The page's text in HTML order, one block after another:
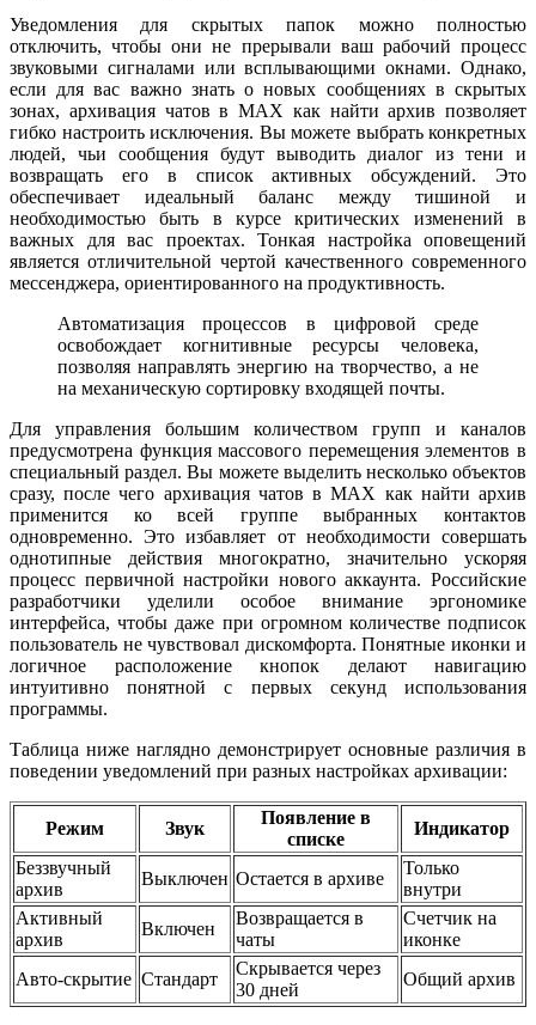
Уведомления для скрытых папок можно полностью
отключить, чтобы они не прерывали ваш рабочий процесс
звуковыми сигналами или всплывающими окнами. Однако,
если для вас важно знать о новых сообщениях в скрытых
зонах, архивация чатов в MAX как найти архив позволяет
гибко настроить исключения. Вы можете выбрать конкретных
людей, чьи сообщения будут выводить диалог из тени и
возвращать его в список активных обсуждений. Это
обеспечивает идеальный баланс между тишиной и
необходимостью быть в курсе критических изменений в
важных для вас проектах. Тонкая настройка оповещений
является отличительной чертой качественного современного
мессенджера, ориентированного на продуктивность.
Автоматизация процессов в цифровой среде
освобождает когнитивные ресурсы человека,
позволяя направлять энергию на творчество, а не
на механическую сортировку входящей почты.
Для управления большим количеством групп и каналов
предусмотрена функция массового перемещения элементов в
специальный раздел. Вы можете выделить несколько объектов
сразу, после чего архивация чатов в MAX как найти архив
применится ко всей группе выбранных контактов
одновременно. Это избавляет от необходимости совершать
однотипные действия многократно, значительно ускоряя
процесс первичной настройки нового аккаунта. Российские
разработчики уделили особое внимание эргономике
интерфейса, чтобы даже при огромном количестве подписок
пользователь не чувствовал дискомфорта. Понятные иконки и
логичное расположение кнопок делают навигацию
интуитивно понятной с первых секунд использования
программы.
Таблица ниже наглядно демонстрирует основные различия в
поведении уведомлений при разных настройках архивации:
Режим Звук
Появление в
списке
Индикатор
Беззвучный
архив
Выключен Остается в архиве
Только
внутри
Активный
архив
Включен
Возвращается в
чаты
Счетчик на
иконке
Авто-скрытие Стандарт
Скрывается через
30 дней
Общий архив